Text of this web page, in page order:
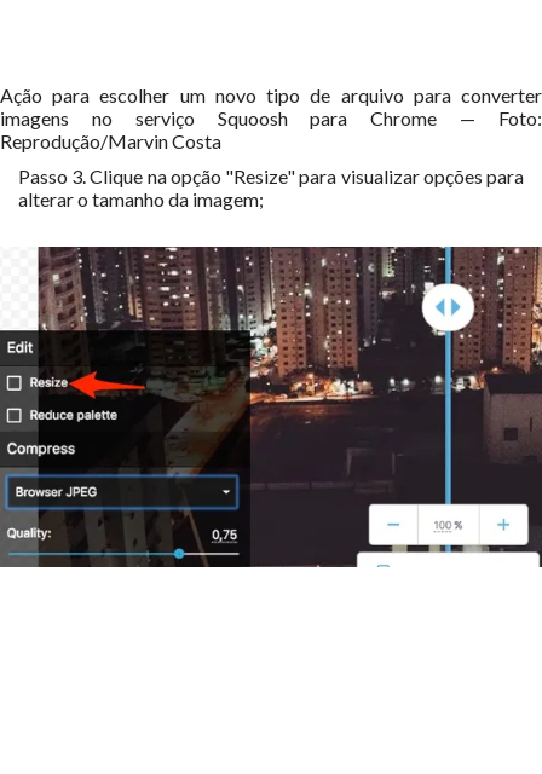
Ação para escolher um novo tipo de arquivo para converter
imagens no serviço Squoosh para Chrome — Foto:
Reprodução/Marvin Costa
Passo 3. Clique na opção "Resize" para visualizar opções para
alterar o tamanho da imagem;